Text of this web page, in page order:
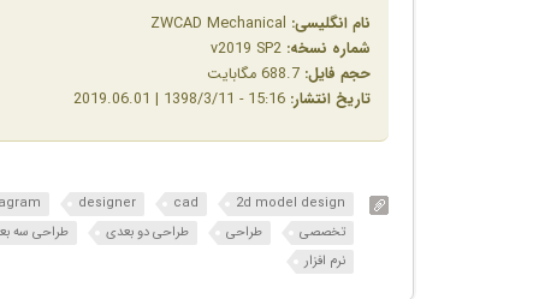
نام انگلیسی:
شماره نسخه:
حجم فایل:
تاریخ انتشار:
2d model design
cad
designer
تخصصی
طراحی طراحی دو بعدی
طراحی سه
نرم افزار